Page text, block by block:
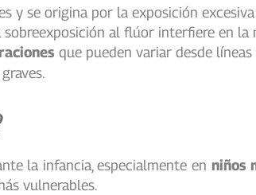
y se origina por la exposición
al flúor interfiere en la
que pueden variar desde líneas
la infancia, especialmente en niños
vulnerables.